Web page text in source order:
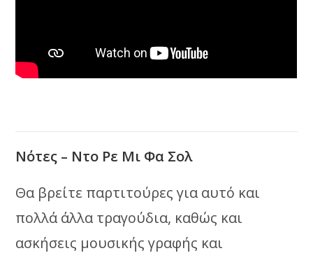
Νότες – Ντο Ρε Μι Φα Σολ
Θα βρείτε παρτιτούρες για αυτό και
πολλά άλλα τραγούδια, καθώς και
ασκήσεις μουσικής γραφής και